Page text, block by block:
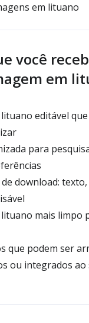
em lituano
você
em
editável
para
download:
mais limpo
que podem ser
ou integrados ao